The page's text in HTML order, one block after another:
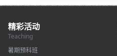
精彩活动
Teaching
暑期预科班